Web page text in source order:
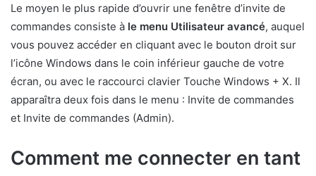
Le moyen le plus rapide d’ouvrir une fenêtre d’invite de
commandes consiste à le menu Utilisateur avancé, auquel
vous pouvez accéder en cliquant avec le bouton droit sur
l’icône Windows dans le coin inférieur gauche de votre
écran, ou avec le raccourci clavier Touche Windows + X. Il
apparaîtra deux fois dans le menu : Invite de commandes
et Invite de commandes (Admin).
Comment me connecter en tant